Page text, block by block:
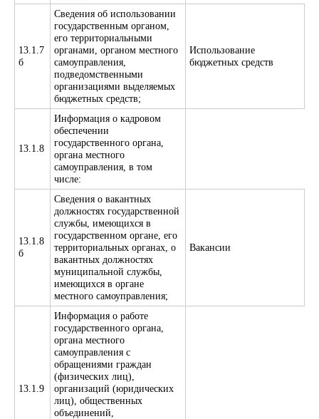
13.1.7
б
Сведения об использовании
государственным органом,
его территориальными
органами, органом местного
самоуправления,
подведомственными
организациями выделяемых
бюджетных средств;
Использование
бюджетных средств
13.1.8
Информация о кадровом
обеспечении
государственного органа,
органа местного
самоуправления, в том
числе:
13.1.8
б
Сведения о вакантных
должностях государственной
службы, имеющихся в
государственном органе, его
территориальных органах, о
вакантных должностях
муниципальной службы,
имеющихся в органе
местного самоуправления;
Вакансии
13.1.9
Информация о работе
государственного органа,
органа местного
самоуправления с
обращениями граждан
(физических лиц),
организаций (юридических
лиц), общественных
объединений,